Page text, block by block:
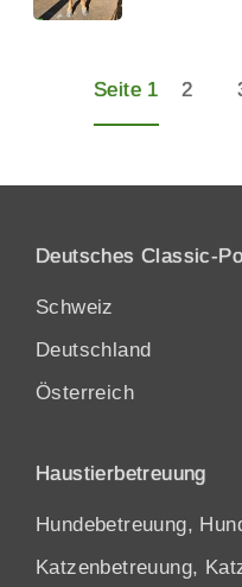
Seite 1 2
Deutsches Classic-
Schweiz
Deutschland
Österreich
Haustierbetreuung
Hundebetreuung,
Katzenbetreuung,